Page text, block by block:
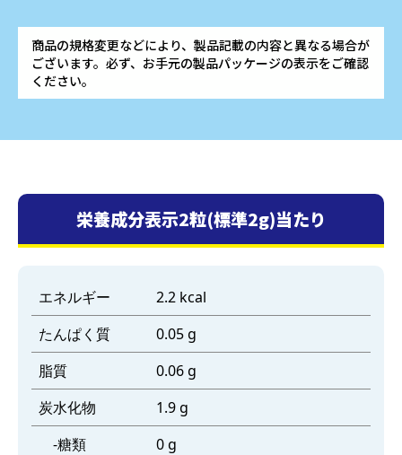
商品の規格変更などにより、製品記載の内容と異なる場合が
ございます。必ず、お手元の製品パッケージの表示をご確認
ください。
栄養成分表示2粒(標準2g)当たり
エネルギー
2.2 kcal
たんぱく質
0.05 g
脂質
0.06 g
炭水化物
1.9 g
-糖類
0 g